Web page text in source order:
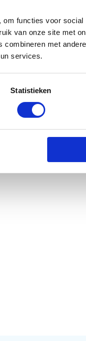
functies voor
van onze site met
met
services.
Statistieken